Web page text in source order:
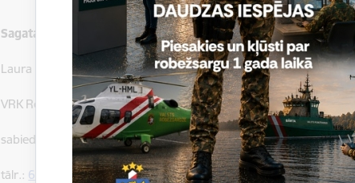
Sagatavoja:
Laura Puriņa,
VRK Rekrutēšanas un robežsardzes vēstures izpētes nodaļas
sabiedrisko attiecību speciāliste,
tālr.: 64603673, mob.:26583340